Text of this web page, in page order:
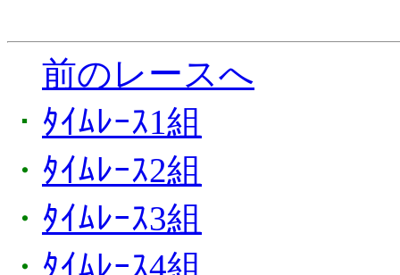
前のレースへ
・ ﾀｲﾑﾚｰｽ1組
・ ﾀｲﾑﾚｰｽ2組
・ ﾀｲﾑﾚｰｽ3組
・ ﾀｲﾑﾚｰｽ4組